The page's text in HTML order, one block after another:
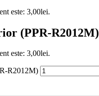
este: 3,00lei.
(PPR-R2012M)
este: 3,00lei.
R2012M)